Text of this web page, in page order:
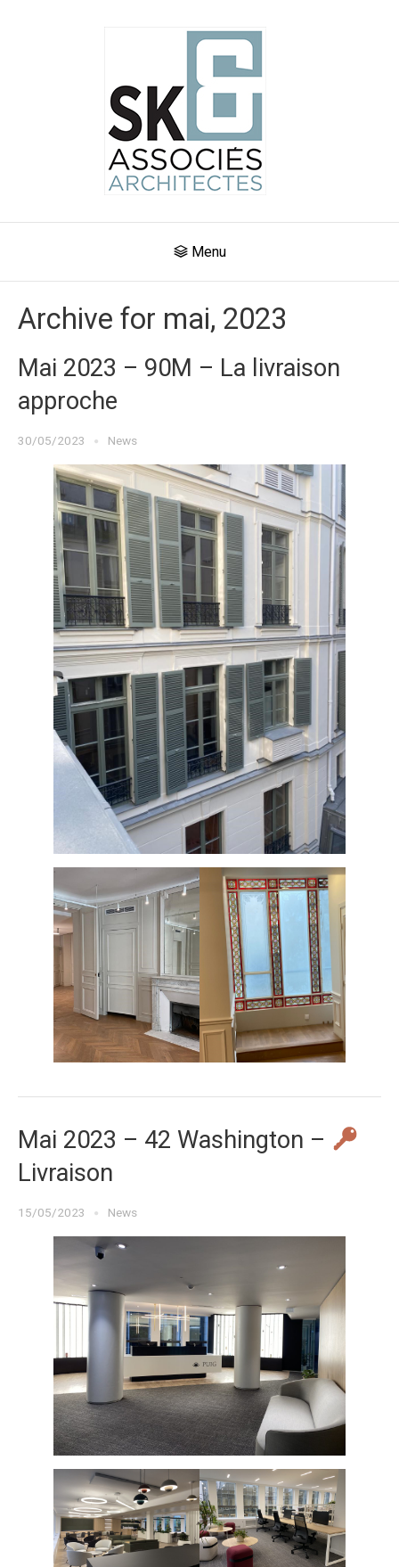
Menu
Archive for mai, 2023
Mai 2023 – 90M – La livraison
approche
30/05/2023 News
Mai 2023 – 42 Washington –
Livraison
15/05/2023 News